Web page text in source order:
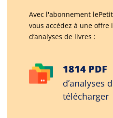
Avec l'abonnement
vous accédez à une offre
d’analyses de livres :
1814 PDF
d’analyses
télécharger